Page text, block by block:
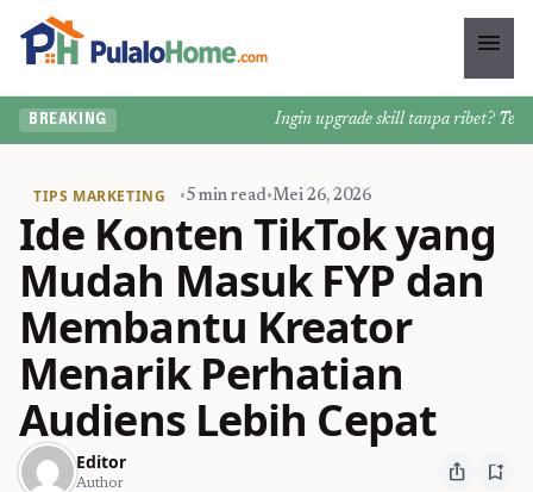
menu
BREAKING Ingin upgrade skill tanpa ribet?
TIPS MARKETING •5 min read•Mei 26, 2026
Ide Konten TikTok yang
Mudah Masuk FYP dan
Membantu Kreator
Menarik Perhatian
Audiens Lebih Cepat
Editor
Author ios_share bookmark_add